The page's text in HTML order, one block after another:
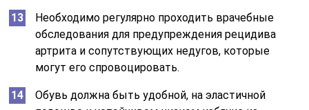
Необходимо регулярно проходить врачебные
обследования для предупреждения рецидива
артрита и сопутствующих недугов, которые
могут его спровоцировать.
Обувь должна быть удобной, на эластичной